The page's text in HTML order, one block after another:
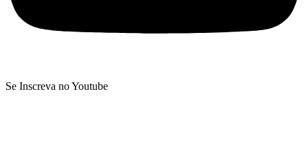
Se Inscreva no Youtube